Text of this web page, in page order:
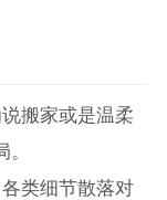
搬家或是温柔
类细节散落对